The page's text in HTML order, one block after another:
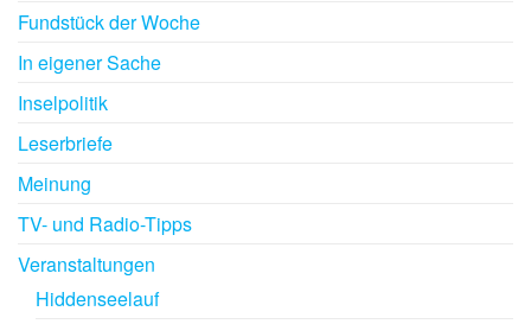
Fundstück der Woche
In eigener Sache
Inselpolitik
Leserbriefe
Meinung
TV- und Radio-Tipps
Veranstaltungen
Hiddenseelauf